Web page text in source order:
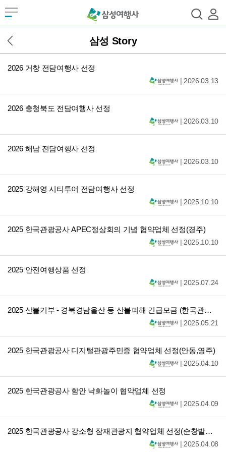
삼성 Story
2026 거창 전담여행사 선정
| 2026.03.13
2026 충청북도 전담여행사 선정
| 2026.03.10
2026 해남 전담여행사 선정
| 2026.03.10
2025 강해영 시티투어 전담여행사 선정
| 2025.10.10
2025 한국관광공사 APEC정상회의 기념 협약업체 선정(경주)
| 2025.10.10
2025 안전여행상품 선정
| 2025.07.24
2025 산불기부 - 경북경남울산 등 산불피해 긴급모금 (한국관광공사 대구경북지사)
| 2025.05.21
2025 한국관광공사 디지털관광주민증 협약업체 선정(안동,영주)
| 2025.04.10
2025 한국관광공사 함안 낙화놀이 협약업체 선정
| 2025.04.09
2025 한국관광공사 강소형 잠재관광지 협약업체 선정(순창발효테마파크)
| 2025.04.08